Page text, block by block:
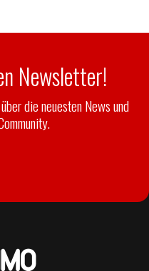
Newsletter!
die neuesten News und